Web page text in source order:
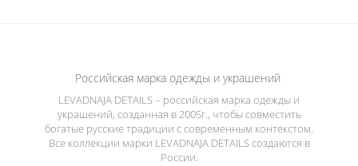
Российская марка одежды и украшений
LEVADNAJA DETAILS – российская марка одежды и
украшений, созданная в 2005г., чтобы совместить
богатые русские традиции с современным контекстом.
Все коллекции марки LEVADNAJA DETAILS создаются в
России.